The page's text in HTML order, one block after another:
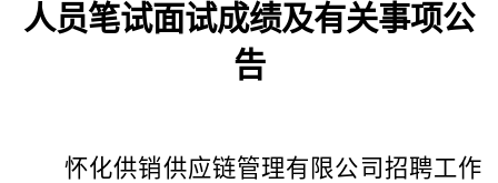
人员笔试面试成绩及有关事项公
告
怀化供销供应链管理有限公司招聘工作